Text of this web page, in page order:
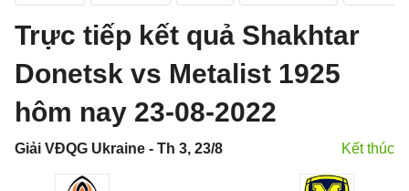
Trực tiếp kết quả Shakhtar
Donetsk vs Metalist 1925
hôm nay 23-08-2022
Giải VĐQG Ukraine - Th 3, 23/8 Kết thúc